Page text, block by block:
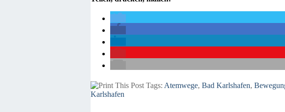
Tags: Atemwege,Bad Karlshafen,
Karlshafen